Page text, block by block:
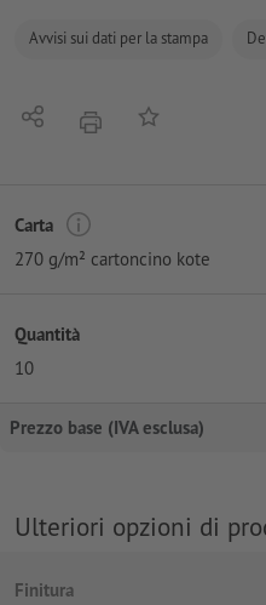
Avvisi sui dati per la stampa
Condividistamparealla lista preferiti
Carta
270 g/m² cartoncino kote
Quantità
10
Prezzo base (IVA esclusa)
Ulteriori opzioni di
Finitura